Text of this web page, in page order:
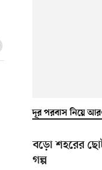
দূর পরবাস নিয়ে
বড়ো শহরের
গল্প